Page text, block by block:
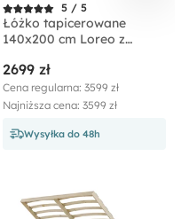
5 / 5
Łóżko tapicerowane
140x200 cm Loreo z
boucle
2699 zł
Cena regularna: 3599 zł
Najniższa cena: 3599 zł
Wysyłka do 48h